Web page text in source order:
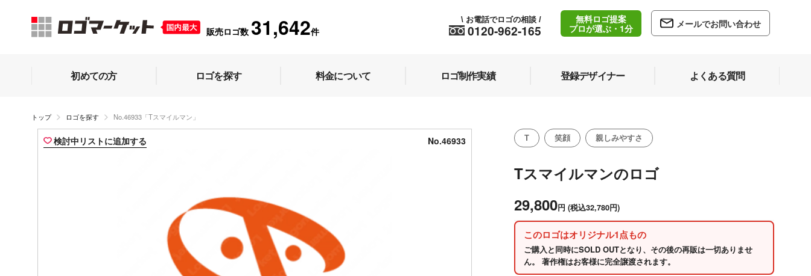
販売ロゴ数 31,642件 0120-962-165
\ お電話でロゴの相談 /
無料ロゴ提案
プロが選ぶ・1分
メールでお問い合わせ
初めての方 ロゴを探す 料金について ロゴ制作実績 登録デザイナー よくある質問
トップ ロゴを探す No.46933「Tスマイルマン」
検討中リストに追加する No.46933 T 笑顔 親しみやすさ
Tスマイルマンのロゴ
29,800円 (税込32,780円)
このロゴはオリジナル1点もの
ご購入と同時にSOLD OUTとなり、その後の再販は一切ありませ
ん。 著作権はお客様に完全譲渡されます。